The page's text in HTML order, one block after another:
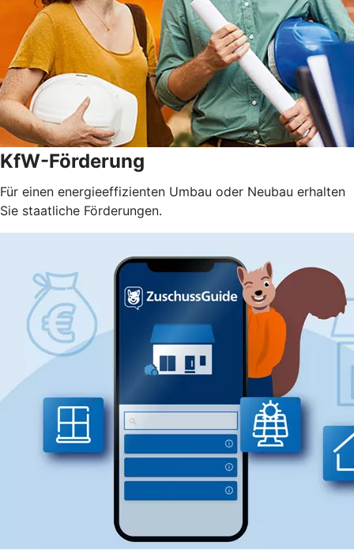
KfW-Förderung
Für einen energieeffizienten Umbau oder Neubau erhalten
Sie staatliche Förderungen.